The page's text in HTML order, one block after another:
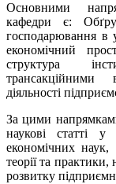
Основними
кафедри є:
господарювання в
економічний
структура
трансакційними
діяльності
За цими
наукові статті
економічних наук,
теорії та практики,
розвитку